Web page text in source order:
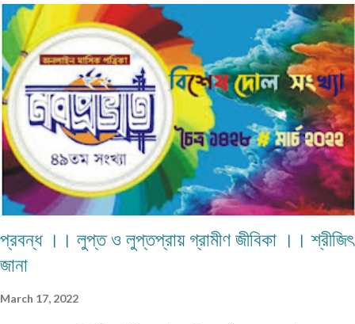
প্রবন্ধ ।। লুপ্ত ও লুপ্তপ্রায় গ্রামীণ জীবিকা ।। শ্রীজিৎ
জানা
March 17, 2022